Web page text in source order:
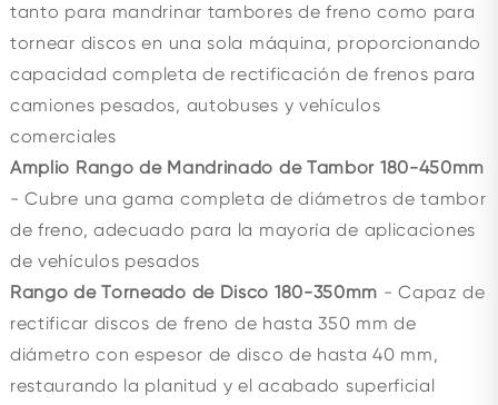
tanto para mandrinar tambores de freno como para
tornear discos en una sola máquina, proporcionando
capacidad completa de rectificación de frenos para
camiones pesados, autobuses y vehículos
comerciales
Amplio Rango de Mandrinado de Tambor 180-450mm
- Cubre una gama completa de diámetros de tambor
de freno, adecuado para la mayoría de aplicaciones
de vehículos pesados
Rango de Torneado de Disco 180-350mm - Capaz de
rectificar discos de freno de hasta 350 mm de
diámetro con espesor de disco de hasta 40 mm,
restaurando la planitud y el acabado superficial